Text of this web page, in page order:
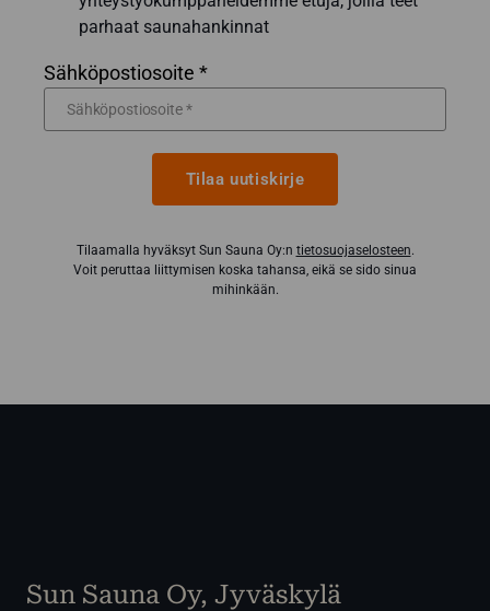
parhaat saunahankinnat
Sähköpostiosoite *
Tilaa uutiskirje
Tilaamalla hyväksyt Sun Sauna Oy:n tietosuojaselosteen.
Voit peruttaa liittymisen koska tahansa, eikä se sido sinua
mihinkään.
Sun Sauna Oy, Jyväskylä